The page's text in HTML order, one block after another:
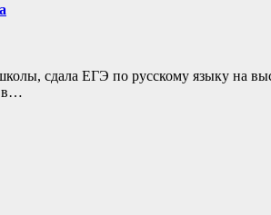
сдала ЕГЭ по русскому языку на
в…